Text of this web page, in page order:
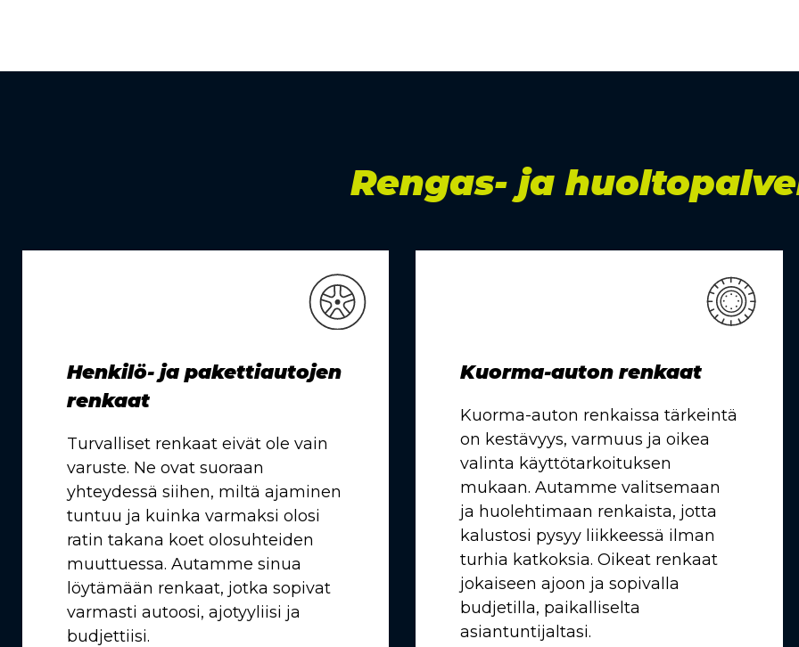
Rengas- ja
Henkilö- ja pakettiautojen
renkaat
Turvalliset renkaat eivät ole vain
varuste. Ne ovat suoraan
yhteydessä siihen, miltä ajaminen
tuntuu ja kuinka varmaksi olosi
ratin takana koet olosuhteiden
muuttuessa. Autamme sinua
löytämään renkaat, jotka sopivat
varmasti autoosi, ajotyyliisi ja
budjettiisi.
Kuorma-auton renkaat
Kuorma-auton renkaissa tärkeintä
on kestävyys, varmuus ja oikea
valinta käyttötarkoituksen
mukaan. Autamme valitsemaan
ja huolehtimaan renkaista, jotta
kalustosi pysyy liikkeessä ilman
turhia katkoksia. Oikeat renkaat
jokaiseen ajoon ja sopivalla
budjetilla, paikalliselta
asiantuntijaltasi.